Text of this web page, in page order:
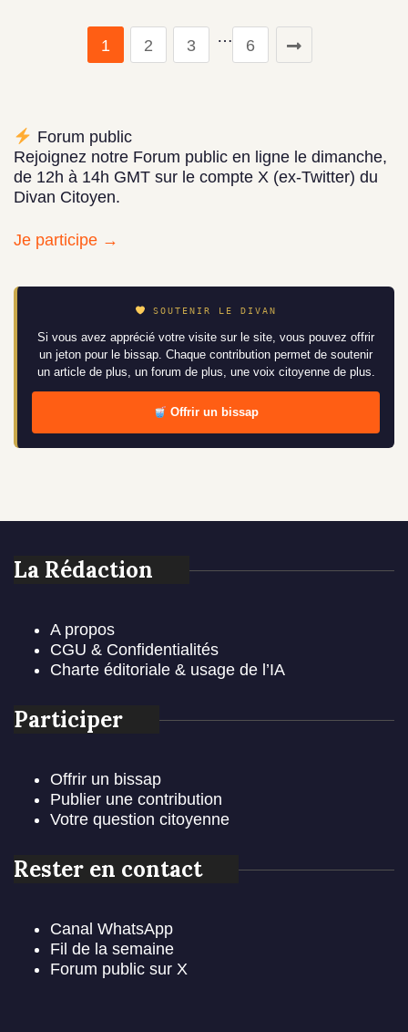
1 2 3 … 6
Forum public
Rejoignez notre Forum public en ligne le dimanche,
de 12h à 14h GMT sur le compte X (ex-Twitter) du
Divan Citoyen.
Je participe →
SOUTENIR LE DIVAN
Si vous avez apprécié votre visite sur le site, vous pouvez offrir
un jeton pour le bissap. Chaque contribution permet de soutenir
un article de plus, un forum de plus, une voix citoyenne de plus.
Offrir un bissap
La Rédaction
A propos
CGU & Confidentialités
Charte éditoriale & usage de l’IA
Participer
Offrir un bissap
Publier une contribution
Votre question citoyenne
Rester en contact
Canal WhatsApp
Fil de la semaine
Forum public sur X